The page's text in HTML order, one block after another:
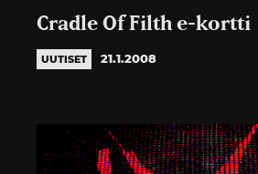
Cradle Of Filth e-kortti
UUTISET 21.1.2008